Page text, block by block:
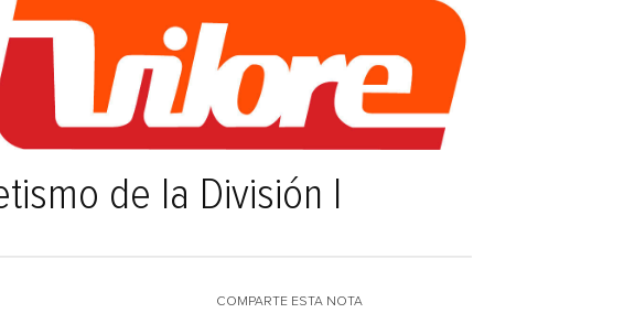
de la División I
COMPARTE ESTA NOTA